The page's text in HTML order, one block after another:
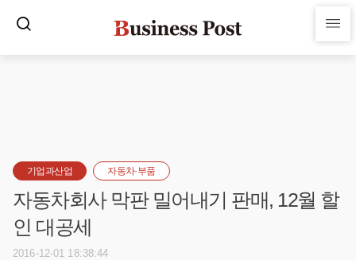
기업과산업 자동차·부품
자동차회사 막판 밀어내기 판매, 12월 할
인 대공세
2016-12-01 18:38:44